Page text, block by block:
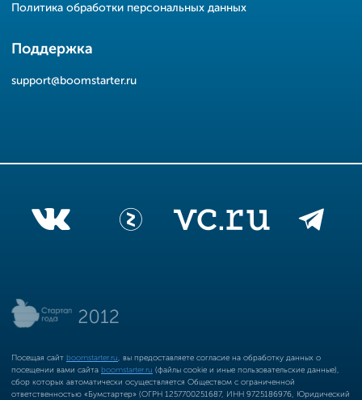
Политика обработки персональных данных
Поддержка
support@boomstarter.ru
Посещая сайт boomstarter.ru , вы предоставляете согласие на обработку данных о
посещении вами сайта boomstarter.ru (файлы cookie и иные пользовательские данные),
сбор которых автоматически осуществляется Обществом с ограниченной
ответственностью «Бумстартер» (ОГРН 1257700251687, ИНН 9725186976, Юридический